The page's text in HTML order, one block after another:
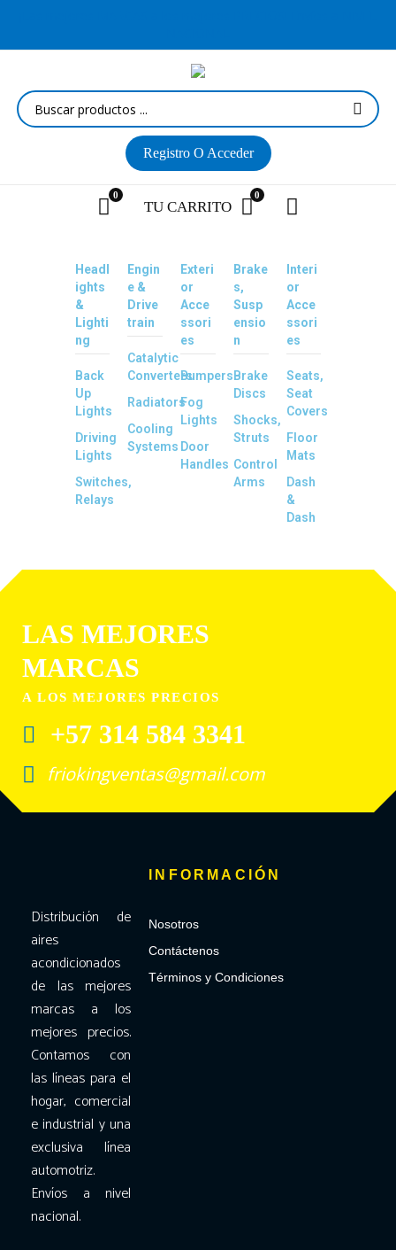
Registro O Acceder
0 0
TU CARRITO
Headl
ights
&
Lighti
ng
Back
Up
Lights
Driving
Lights
Switches,
Relays
Engin
e &
Drive
train
Catalytic
Converters
Radiators
Cooling
Systems
Exteri
or
Acce
ssori
es
Bumpers
Fog
Lights
Door
Handles
Brake
s,
Susp
ensio
n
Brake
Discs
Shocks,
Struts
Control
Arms
Interi
or
Acce
ssori
es
Seats,
Seat
Covers
Floor
Mats
Dash
&
Dash
LAS MEJORES
MARCAS
A LOS MEJORES PRECIOS
+57 314 584 3341
friokingventas@gmail.com
Distribución de
aires
acondicionados
de las mejores
marcas a los
mejores precios.
Contamos con
las líneas para el
hogar, comercial
e industrial y una
exclusiva línea
automotriz.
Envíos a nivel
nacional.
INFORMACIÓN
Nosotros
Contáctenos
Términos y Condiciones